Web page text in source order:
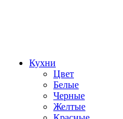
Кухни
Цвет
Белые
Черные
Желтые